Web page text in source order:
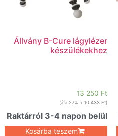
Állvány B-Cure lágylézer
készülékekhez
13 250 Ft
(
10 433 Ft
+ 27% áfa)
Raktárról 3-4 napon belül
Kosárba teszem